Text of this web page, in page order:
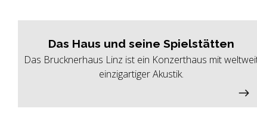
Das Haus und seine Spielstätten
Das Brucknerhaus Linz ist ein Konzerthaus mit
einzigartiger Akustik.